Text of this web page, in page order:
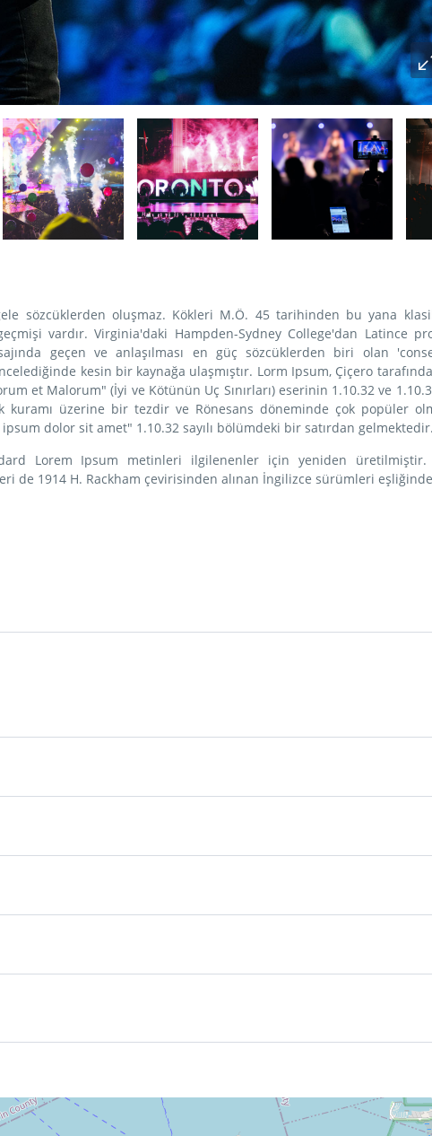
sözcüklerden oluşmaz. Kökleri M.Ö. 45 tarihinden bu yana
vardır. Virginia'daki Hampden-Sydney College'dan Latince
geçen ve anlaşılması en güç sözcüklerden biri olan
kesin bir kaynağa ulaşmıştır. Lorm Ipsum, Çiçero
et Malorum" (İyi ve Kötünün Uç Sınırları) eserinin 1.10.32 ve
kuramı üzerine bir tezdir ve Rönesans döneminde çok popüler
ipsum dolor sit amet" 1.10.32 sayılı bölümdeki bir satırdan gelmektedir.
Lorem Ipsum metinleri ilgilenenler için yeniden üretilmiştir.
de 1914 H. Rackham çevirisinden alınan İngilizce sürümleri
one.
are well-lit and generally there are a lot of people about at night.
never a problem and you will be welcomed warmly.